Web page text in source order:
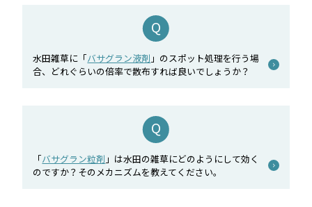
水田雑草に「バサグラン液剤 」のスポット処理を行う場
合、どれぐらいの倍率で散布すれば良いでしょうか？
「バサグラン粒剤 」は水田の雑草にどのようにして効く
のですか？そのメカニズムを教えてください。